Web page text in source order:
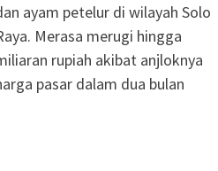
ayam petelur di wilayah Solo
Merasa merugi hingga
rupiah akibat anjloknya
pasar dalam dua bulan